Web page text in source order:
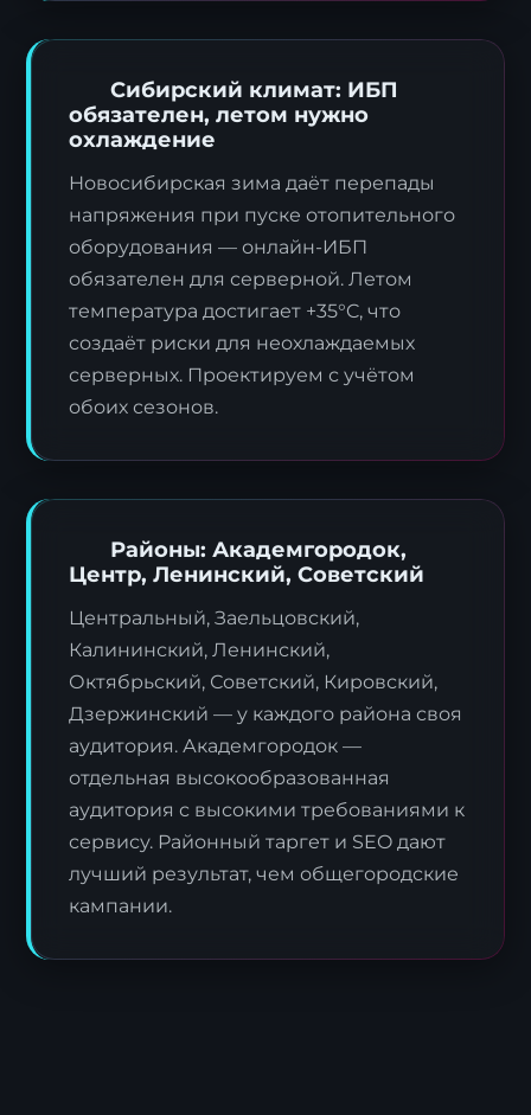
Сибирский климат: ИБП
обязателен, летом нужно
охлаждение
Новосибирская зима даёт перепады
напряжения при пуске отопительного
оборудования — онлайн-ИБП
обязателен для серверной. Летом
температура достигает +35°C, что
создаёт риски для неохлаждаемых
серверных. Проектируем с учётом
обоих сезонов.
Районы: Академгородок,
Центр, Ленинский, Советский
Центральный, Заельцовский,
Калининский, Ленинский,
Октябрьский, Советский, Кировский,
Дзержинский — у каждого района своя
аудитория. Академгородок —
отдельная высокообразованная
аудитория с высокими требованиями к
сервису. Районный таргет и SEO дают
лучший результат, чем общегородские
кампании.